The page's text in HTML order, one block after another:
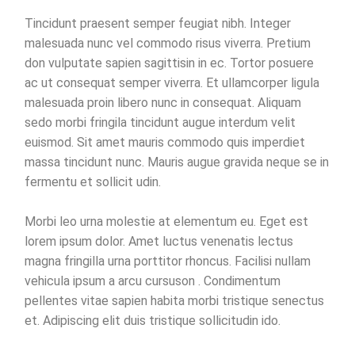
Tincidunt praesent semper feugiat nibh. Integer
malesuada nunc vel commodo risus viverra. Pretium
don vulputate sapien sagittisin in ec. Tortor posuere
ac ut consequat semper viverra. Et ullamcorper ligula
malesuada proin libero nunc in consequat. Aliquam
sedo morbi fringila tincidunt augue interdum velit
euismod. Sit amet mauris commodo quis imperdiet
massa tincidunt nunc. Mauris augue gravida neque se in
fermentu et sollicit udin.
Morbi leo urna molestie at elementum eu. Eget est
lorem ipsum dolor. Amet luctus venenatis lectus
magna fringilla urna porttitor rhoncus. Facilisi nullam
vehicula ipsum a arcu cursuson . Condimentum
pellentes vitae sapien habita morbi tristique senectus
et. Adipiscing elit duis tristique sollicitudin ido.